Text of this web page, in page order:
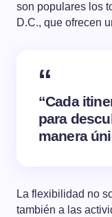
son populares los
D.C., que ofrecen
“Cada
para
manera
La flexibilidad no
también a las